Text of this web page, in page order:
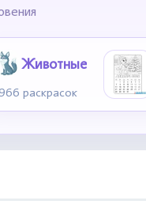
Животные
раскрасок